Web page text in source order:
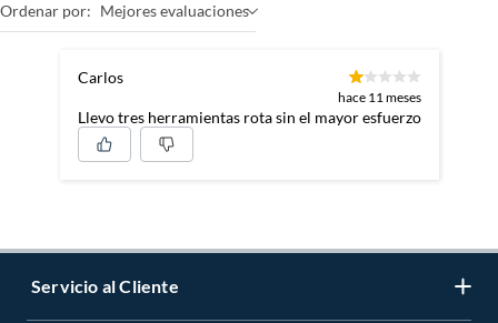
Ordenar por: Mejores evaluaciones
Carlos
hace 11 meses
Llevo tres herramientas rota sin el mayor esfuerzo
Servicio al Cliente